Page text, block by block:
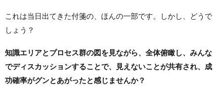
これは当日出てきた付箋の、ほんの一部です。しかし、どうで
しょう？
知識エリアとプロセス群の図を見ながら、全体俯瞰し、みんな
でディスカッションすることで、見えないことが共有され、成
功確率がグンとあがったと感じませんか？